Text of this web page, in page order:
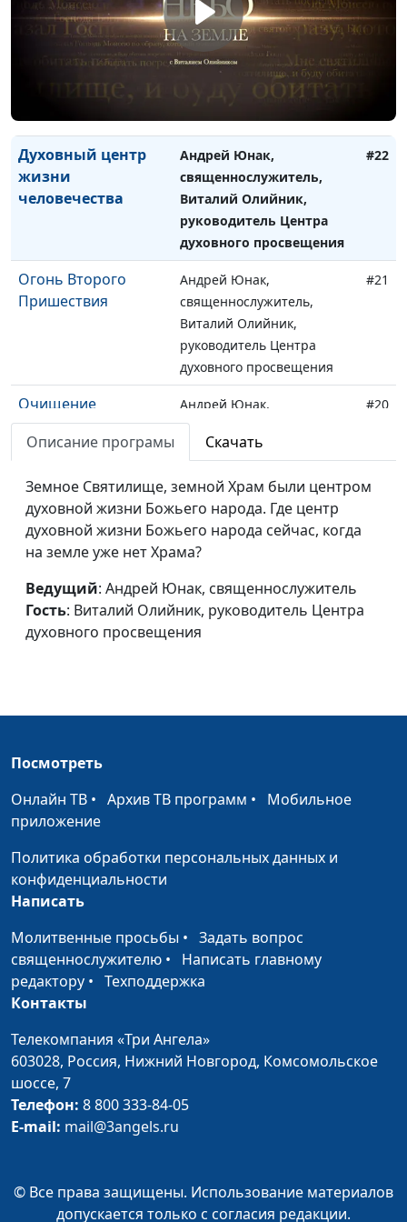
Небесный Храм
после второго
Пришествия Иисуса
Андрей Юнак,
священнослужитель,
Виталий Олийник,
руководитель Центра
духовного просвещения
#23
Духовный центр
жизни
человечества
Андрей Юнак,
священнослужитель,
Виталий Олийник,
руководитель Центра
духовного просвещения
#22
Огонь Второго
Пришествия
Андрей Юнак,
священнослужитель,
Виталий Олийник,
руководитель Центра
духовного просвещения
#21
Очищение
Святилища
Андрей Юнак,
священнослужитель,
Виталий Олийник,
духовного просвещения
#20
Перемена закона
Андрей Юнак,
священнослужитель,
руководитель Центра
духовного просвещения
руководитель Центра
Херувимы на
крышке Ковчега
Завета
священнослужитель,
духовного просвещения
Милость и
Бога
Виталий Олийник,
руководитель Центра
духовного просвещения
Бога на земле
священнослужитель,
Виталий Олийник,
духовного просвещения
руководитель Центра
духовного просвещения
Описание програмы Скачать
Земное Святилище, земной Храм были центром
духовной жизни Божьего народа. Где центр
духовной жизни Божьего народа сейчас, когда
на земле уже нет Храма?
Ведущий: Андрей Юнак, священнослужитель
Гость: Виталий Олийник, руководитель Центра
духовного просвещения
Посмотреть
Онлайн ТВ • Архив ТВ программ • Мобильное
приложение
Политика обработки персональных данных и
конфиденциальности
Написать
Молитвенные просьбы • Задать вопрос
священнослужителю • Написать главному
редактору • Техподдержка
Контакты
Телекомпания «Три Ангела»
603028, Россия, Нижний Новгород, Комсомольское
шоссе, 7
Телефон: 8 800 333-84-05
E-mail: mail@3angels.ru
© Все права защищены. Использование материалов
допускается только с согласия редакции.